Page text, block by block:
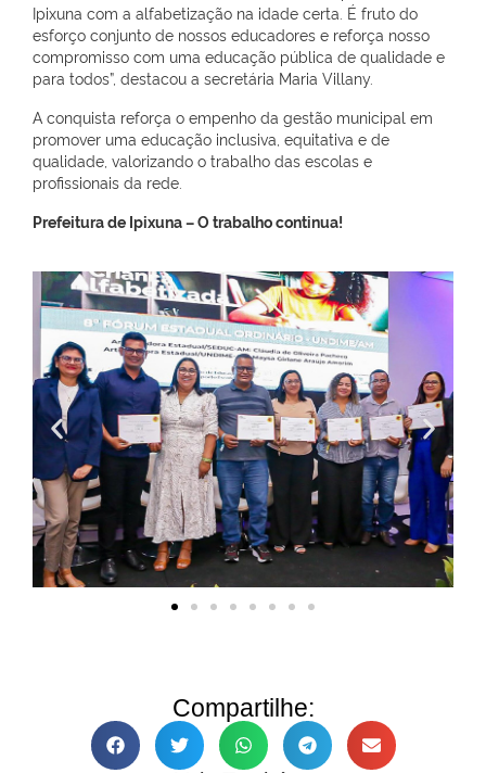
Ipixuna com a alfabetização na idade certa. É fruto do
esforço conjunto de nossos educadores e reforça nosso
compromisso com uma educação pública de qualidade e
para todos”, destacou a secretária Maria Villany.
A conquista reforça o empenho da gestão municipal em
promover uma educação inclusiva, equitativa e de
qualidade, valorizando o trabalho das escolas e
profissionais da rede.
Prefeitura de Ipixuna – O trabalho continua!
Compartilhe: